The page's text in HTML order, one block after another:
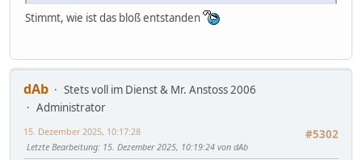
Stimmt, wie ist das bloß entstanden
dAb
Stets voll im Dienst & Mr. Anstoss 2006
Administrator
#5302
15. Dezember 2025, 10:17:28
Letzte Bearbeitung: 15. Dezember 2025, 10:19:24 von dAb